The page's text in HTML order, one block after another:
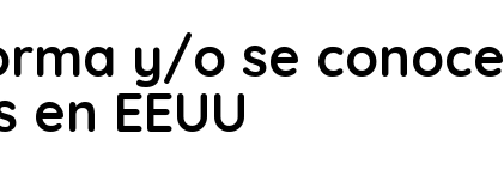
y/o se conoce
EEUU